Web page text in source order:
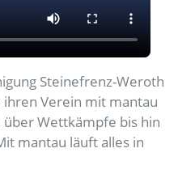
Steinefrenz-Weroth
Verein mit mantau
über Wettkämpfe bis hin
mantau läuft alles in